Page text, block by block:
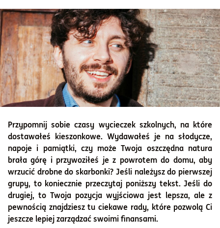
Przypomnij sobie czasy wycieczek szkolnych, na które
dostawałeś kieszonkowe. Wydawałeś je na słodycze,
napoje i pamiątki, czy może Twoja oszczędna natura
brała górę i przywoziłeś je z powrotem do domu, aby
wrzucić drobne do skarbonki? Jeśli należysz do pierwszej
grupy, to koniecznie przeczytaj poniższy tekst. Jeśli do
drugiej, to Twoja pozycja wyjściowa jest lepsza, ale z
pewnością znajdziesz tu ciekawe rady, które pozwolą Ci
jeszcze lepiej zarządzać swoimi finansami.